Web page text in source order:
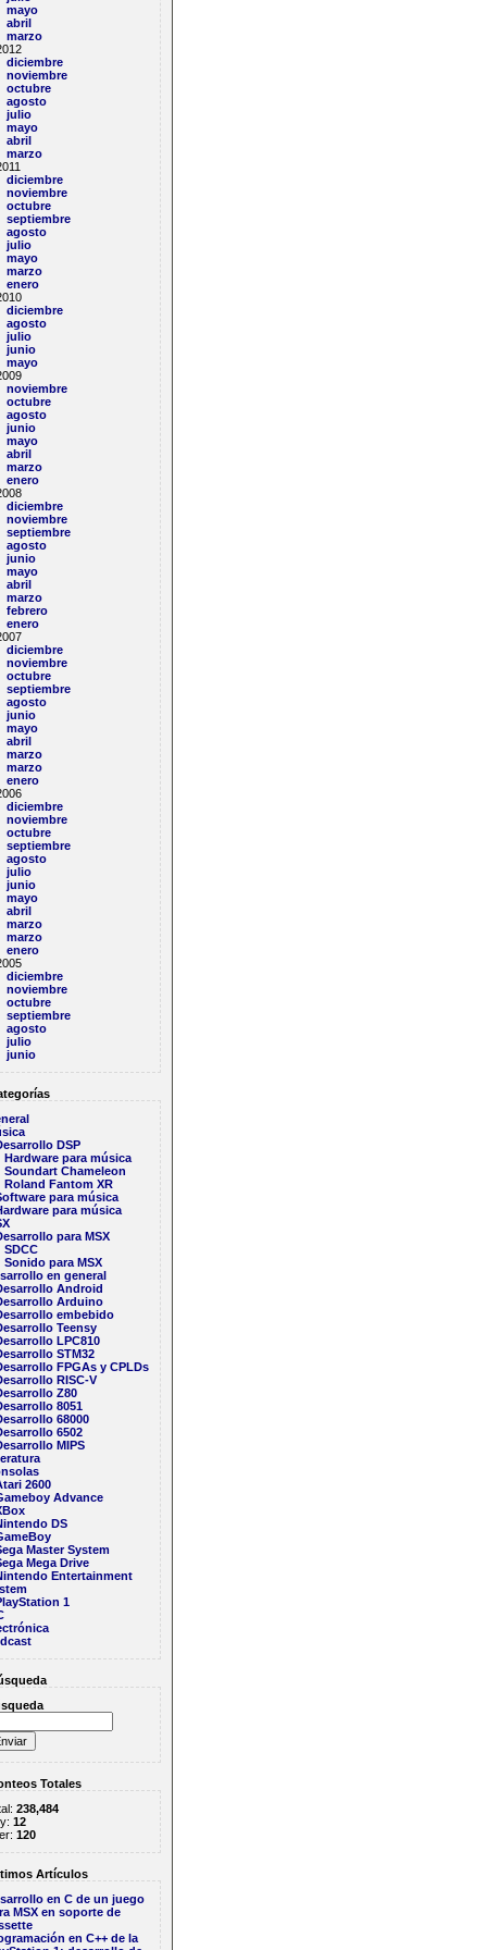
mayo
abril
marzo
diciembre
noviembre
octubre
agosto
julio
mayo
abril
marzo
diciembre
noviembre
octubre
septiembre
agosto
julio
mayo
marzo
enero
diciembre
agosto
julio
junio
mayo
noviembre
octubre
agosto
junio
mayo
abril
marzo
enero
diciembre
noviembre
septiembre
agosto
junio
mayo
abril
marzo
febrero
enero
diciembre
noviembre
octubre
septiembre
agosto
junio
mayo
abril
marzo
marzo
enero
diciembre
noviembre
octubre
septiembre
agosto
julio
junio
mayo
abril
marzo
marzo
enero
diciembre
noviembre
octubre
septiembre
agosto
julio
junio
DSP
Hardware para música
Soundart Chameleon
Roland Fantom XR
para música
para música
para MSX
SDCC
Sonido para MSX
en general
Android
Arduino
embebido
Teensy
LPC810
STM32
FPGAs y CPLDs
RISC-V
Z80
8051
68000
6502
MIPS
2600
Advance
DS
Master System
Mega Drive
Entertainment
1
Totales
238,484
12
120
Artículos
en C de un juego
MSX en soporte de
en C++ de la